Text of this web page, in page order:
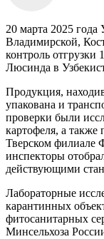
20 марта 2025 года
Владимирской,
контроль отгрузки
Люсинда в
Продукция,
упакована и
проверки были
картофеля, а также
Тверском
инспекторы
действующими
Лабораторные
карантинных
фитосанитарных
Минсельхоза